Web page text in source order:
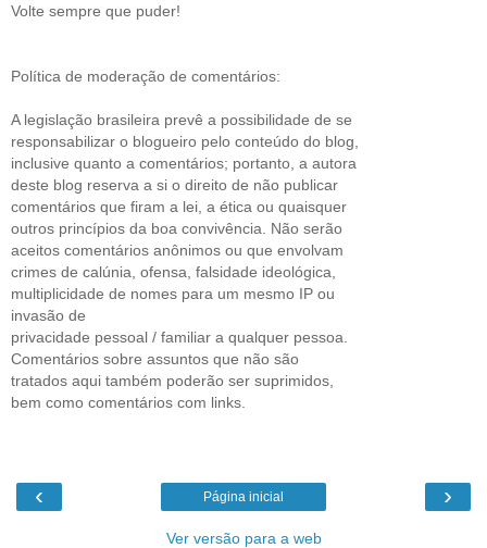
Volte sempre que puder!
Política de moderação de comentários:
A legislação brasileira prevê a possibilidade de se
responsabilizar o blogueiro pelo conteúdo do blog,
inclusive quanto a comentários; portanto, a autora
deste blog reserva a si o direito de não publicar
comentários que firam a lei, a ética ou quaisquer
outros princípios da boa convivência. Não serão
aceitos comentários anônimos ou que envolvam
crimes de calúnia, ofensa, falsidade ideológica,
multiplicidade de nomes para um mesmo IP ou
invasão de
privacidade pessoal / familiar a qualquer pessoa.
Comentários sobre assuntos que não são
tratados aqui também poderão ser suprimidos,
bem como comentários com links.
‹ ›
Página inicial
Ver versão para a web